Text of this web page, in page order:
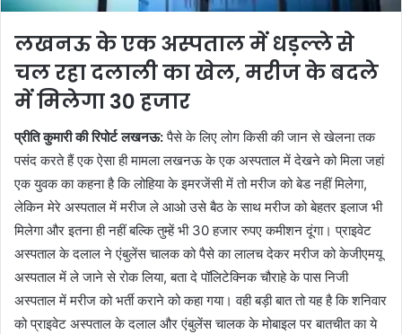
लखनऊ के एक अस्पताल में धड़ल्ले से
चल रहा दलाली का खेल, मरीज के बदले
में मिलेगा 30 हजार
प्रीति कुमारी की रिपोर्ट लखनऊ:पैसे के लिए लोग किसी की जान से खेलना तक
पसंद करते हैं एक ऐसा ही मामला लखनऊ के एक अस्पताल में देखने को मिला जहां
एक युवक का कहना है कि लोहिया के इमरजेंसी में तो मरीज को बेड नहीं मिलेगा,
लेकिन मेरे अस्पताल में मरीज ले आओ उसे बैठ के साथ मरीज को बेहतर इलाज भी
मिलेगा और इतना ही नहीं बल्कि तुम्हें भी 30 हजार रुपए कमीशन दूंगा। प्राइवेट
अस्पताल के दलाल ने एंबुलेंस चालक को पैसे का लालच देकर मरीज को केजीएमयू
अस्पताल में ले जाने से रोक लिया, बता दे पॉलिटेक्निक चौराहे के पास निजी
अस्पताल में मरीज को भर्ती कराने को कहा गया। वही बड़ी बात तो यह है कि शनिवार
को प्राइवेट अस्पताल के दलाल और एंबुलेंस चालक के मोबाइल पर बातचीत का ये